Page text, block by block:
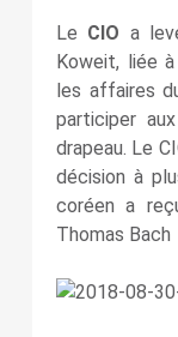
Le CIO a
Koweit, liée à
les affaires
participer
drapeau. Le
décision à
coréen a
Thomas Bach